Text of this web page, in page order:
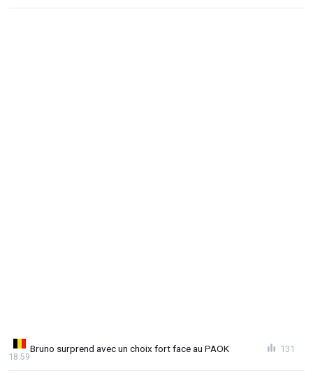
Bruno surprend avec un choix fort face au PAOK
18:59
131